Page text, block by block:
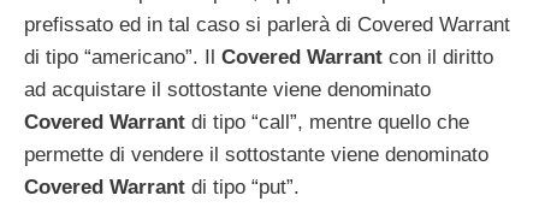
prefissato ed in tal caso si parlerà di Covered Warrant
di tipo “americano”. Il Covered Warrant con il diritto
ad acquistare il sottostante viene denominato
Covered Warrant di tipo “call”, mentre quello che
permette di vendere il sottostante viene denominato
Covered Warrant di tipo “put”.